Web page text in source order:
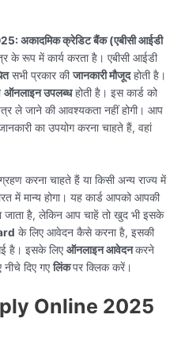
अकादमिक क्रेडिट बैंक (एबीसी आईडी
के रूप में कार्य करता है। एबीसी आईडी
सभी प्रकार कीजानकारी मौजूदहोती है।
ऑनलाइन उपलब्धहोती है। इस कार्ड को
ले जाने की आवश्यकता नहीं होगी। आप
का उपयोग करना चाहते हैं, वहां
करना चाहते हैं या किसी अन्य राज्य में
में मान्य होगा। यह कार्ड आपको आपकी
जाता है, लेकिन आप चाहें तो खुद भी इसके
के लिए आवेदन कैसे करना है, इसकी
है। इसके लिएऑनलाइन आवेदनकरने
नीचे दिए गएलिंकपर क्लिक करें।
Online 2025